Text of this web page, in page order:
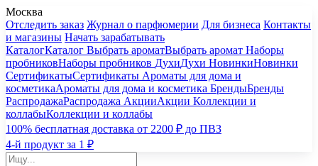
Москва
Отследить заказ Журнал о парфюмерии Для бизнеса Контакты
и магазины Начать зарабатывать
КаталогКаталог Выбрать ароматВыбрать аромат Наборы
пробниковНаборы пробников ДухиДухи НовинкиНовинки
СертификатыСертификаты Ароматы для дома и
косметикаАроматы для дома и косметика БрендыБренды
РаспродажаРаспродажа АкцииАкции Коллекции и
коллабыКоллекции и коллабы
100% бесплатная доставка от 2200 ₽ до ПВЗ
4-й продукт за 1 ₽